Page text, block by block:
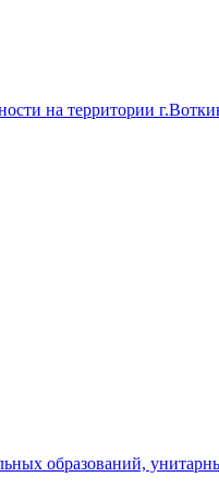
на территории
образований,